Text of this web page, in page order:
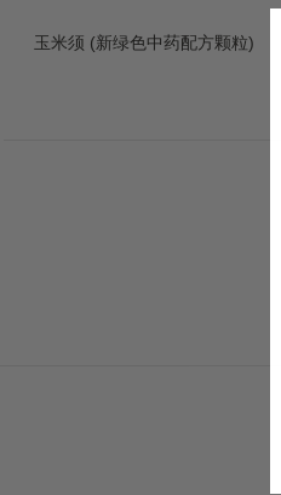
玉米须 (新绿色中药配方颗粒)